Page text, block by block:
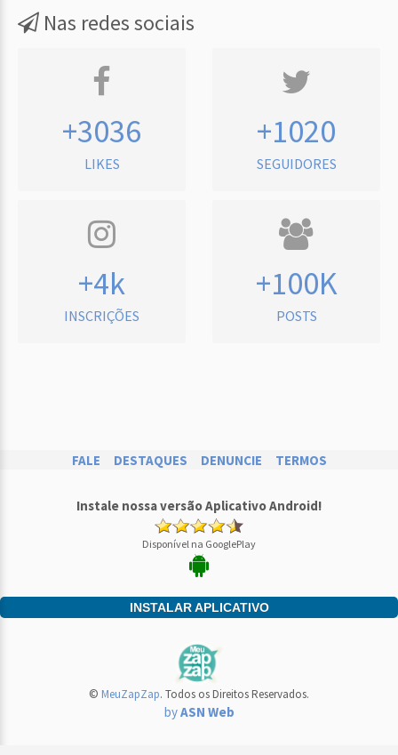
Nas redes sociais
+3036
LIKES
+1020
SEGUIDORES
+4k
INSCRIÇÕES
+100K
POSTS
FALE DESTAQUES DENUNCIE TERMOS
Instale nossa versão Aplicativo Android!
Disponível na GooglePlay
INSTALAR APLICATIVO
© MeuZapZap. Todos os Direitos Reservados.
byASN Web